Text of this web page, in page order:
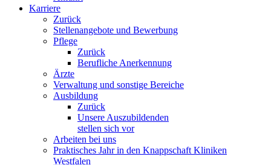
Karriere
Zurück
Stellenangebote und Bewerbung
Pflege
Zurück
Berufliche Anerkennung
Ärzte
Verwaltung und sonstige Bereiche
Ausbildung
Zurück
Unsere Auszubildenden
stellen sich vor
Arbeiten bei uns
Praktisches Jahr in den Knappschaft Kliniken
Westfalen